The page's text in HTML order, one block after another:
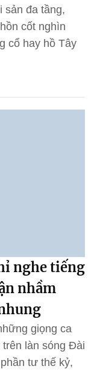
sản đa tầng,
cốt nghìn
cổ hay hồ Tây
nghe tiếng
nhầm
giọng ca
làn sóng Đài
tư thế kỷ,